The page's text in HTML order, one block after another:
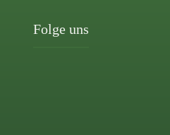
Folge uns